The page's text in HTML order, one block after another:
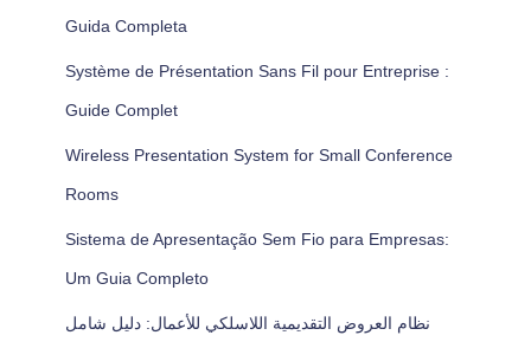
Guida Completa
Système de Présentation Sans Fil pour Entreprise :
Guide Complet
Wireless Presentation System for Small Conference
Rooms
Sistema de Apresentação Sem Fio para Empresas:
Um Guia Completo
نظام العروض التقديمية اللاسلكي للأعمال: دليل شامل